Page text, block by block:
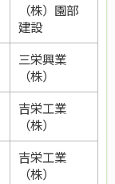
（株）園部
建設
三栄興業
（株）
吉栄工業
（株）
吉栄工業
（株）